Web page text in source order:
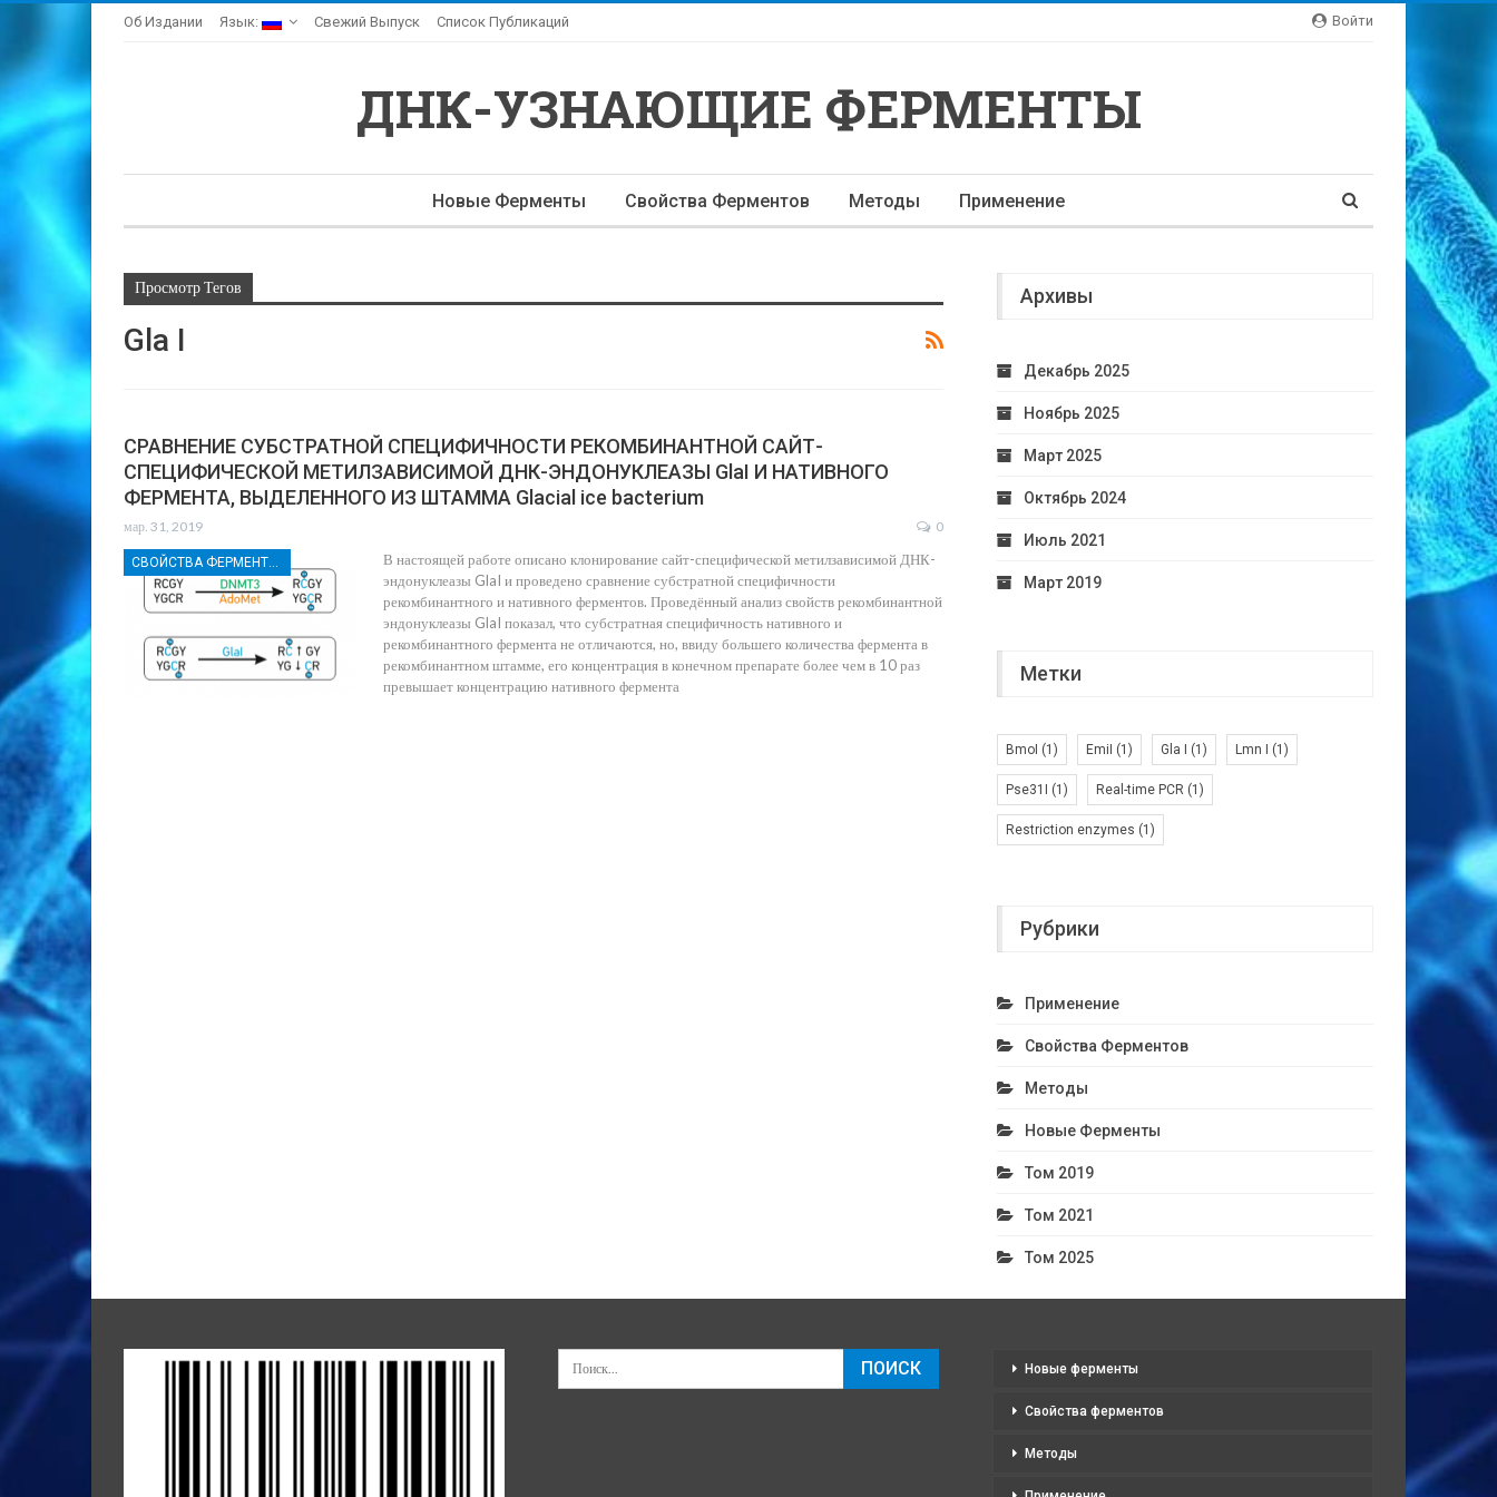
Войти
Об Издании Язык: Свежий Выпуск Список Публикаций
ДНК-УЗНАЮЩИЕ ФЕРМЕНТЫ
Новые Ферменты Свойства Ферментов Методы Применение
Просмотр Тегов
Gla I
СРАВНЕНИЕ СУБСТРАТНОЙ СПЕЦИФИЧНОСТИ РЕКОМБИНАНТНОЙ САЙТ-
СПЕЦИФИЧЕСКОЙ МЕТИЛЗАВИСИМОЙ ДНК-ЭНДОНУКЛЕАЗЫ GlaI И НАТИВНОГО
ФЕРМЕНТА, ВЫДЕЛЕННОГО ИЗ ШТАММА Glacial ice bacterium
мар. 31, 2019 0
В настоящей работе описано клонирование сайт-специфической метилзависимой ДНК-
эндонуклеазы GlaI и проведено сравнение субстратной специфичности
рекомбинантного и нативного ферментов. Проведённый анализ свойств рекомбинантной
эндонуклеазы GlaI показал, что субстратная специфичность нативного и
рекомбинантного фермента не отличаются, но, ввиду большего количества фермента в
рекомбинантном штамме, его концентрация в конечном препарате более чем в 10 раз
превышает концентрацию нативного фермента
Архивы
Декабрь 2025
Ноябрь 2025
Март 2025
Октябрь 2024
Июль 2021
Март 2019
Метки
BmoI (1) EmiI (1) Gla I (1) Lmn I (1)
Pse31I (1) Real-time PCR (1)
Restriction enzymes (1)
Рубрики
Применение
Свойства Ферментов
Методы
Новые Ферменты
Том 2019
Том 2021
Том 2025
Новые ферменты
Свойства ферментов
Методы